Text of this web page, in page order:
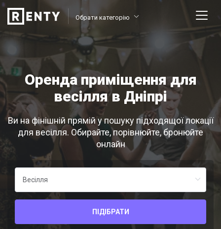
Обрати категорію
Оренда приміщення для
весілля в Дніпрі
Ви на фінішній прямій у пошуку підходящої локації
для весілля. Обирайте, порівнюйте, бронюйте
онлайн
ПІДІБРАТИ